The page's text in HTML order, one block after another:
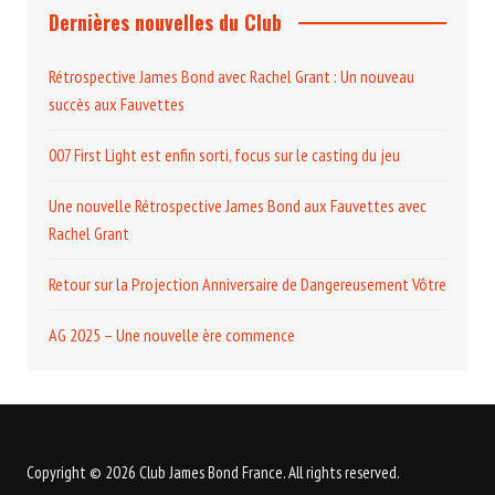
Dernières nouvelles du Club
Rétrospective James Bond avec Rachel Grant : Un nouveau
succès aux Fauvettes
007 First Light est enfin sorti, focus sur le casting du jeu
Une nouvelle Rétrospective James Bond aux Fauvettes avec
Rachel Grant
Retour sur la Projection Anniversaire de Dangereusement Vôtre
AG 2025 – Une nouvelle ère commence
Copyright © 2026 Club James Bond France. All rights reserved.